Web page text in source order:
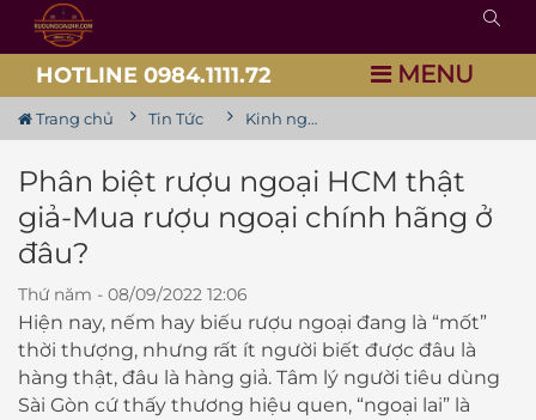
HOTLINE 0984.1111.72 MENU
Trang chủ Tin Tức Kinh nghiệm chia sẻ về rượu
Phân biệt rượu ngoại HCM thật
giả-Mua rượu ngoại chính hãng ở
đâu?
Thứ năm - 08/09/2022 12:06
Hiện nay, nếm hay biếu rượu ngoại đang là “mốt”
thời thượng, nhưng rất ít người biết được đâu là
hàng thật, đâu là hàng giả. Tâm lý người tiêu dùng
Sài Gòn cứ thấy thương hiệu quen, “ngoại lai” là